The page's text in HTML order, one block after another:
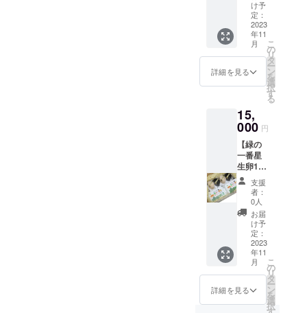
オメッ
セー
ジ】 子
ども達
からの
お礼の
メッ
セー
星の生
卵をお
送りさ
せてい
ただき
ます。
《緑の
一番
星》内
容量：
生卵6個
入り2
セッ
ト 保
存方
法：冷
蔵 賞
け予
定：
2023
年11
月
詳細を見る
こ
の
リ
タ
ー
ン
を
選
択
す
る
15,
000 円
【緑の
一番星
生卵12
個と高
級プリ
ンの
セッ
ト、お
礼のお
手紙】
子ども
達から
のお礼
のメッ
セージ
支援
者：
0人
お届
け予
定：
2023
年11
月
詳細を見る
こ
の
リ
タ
ー
ン
を
選
択